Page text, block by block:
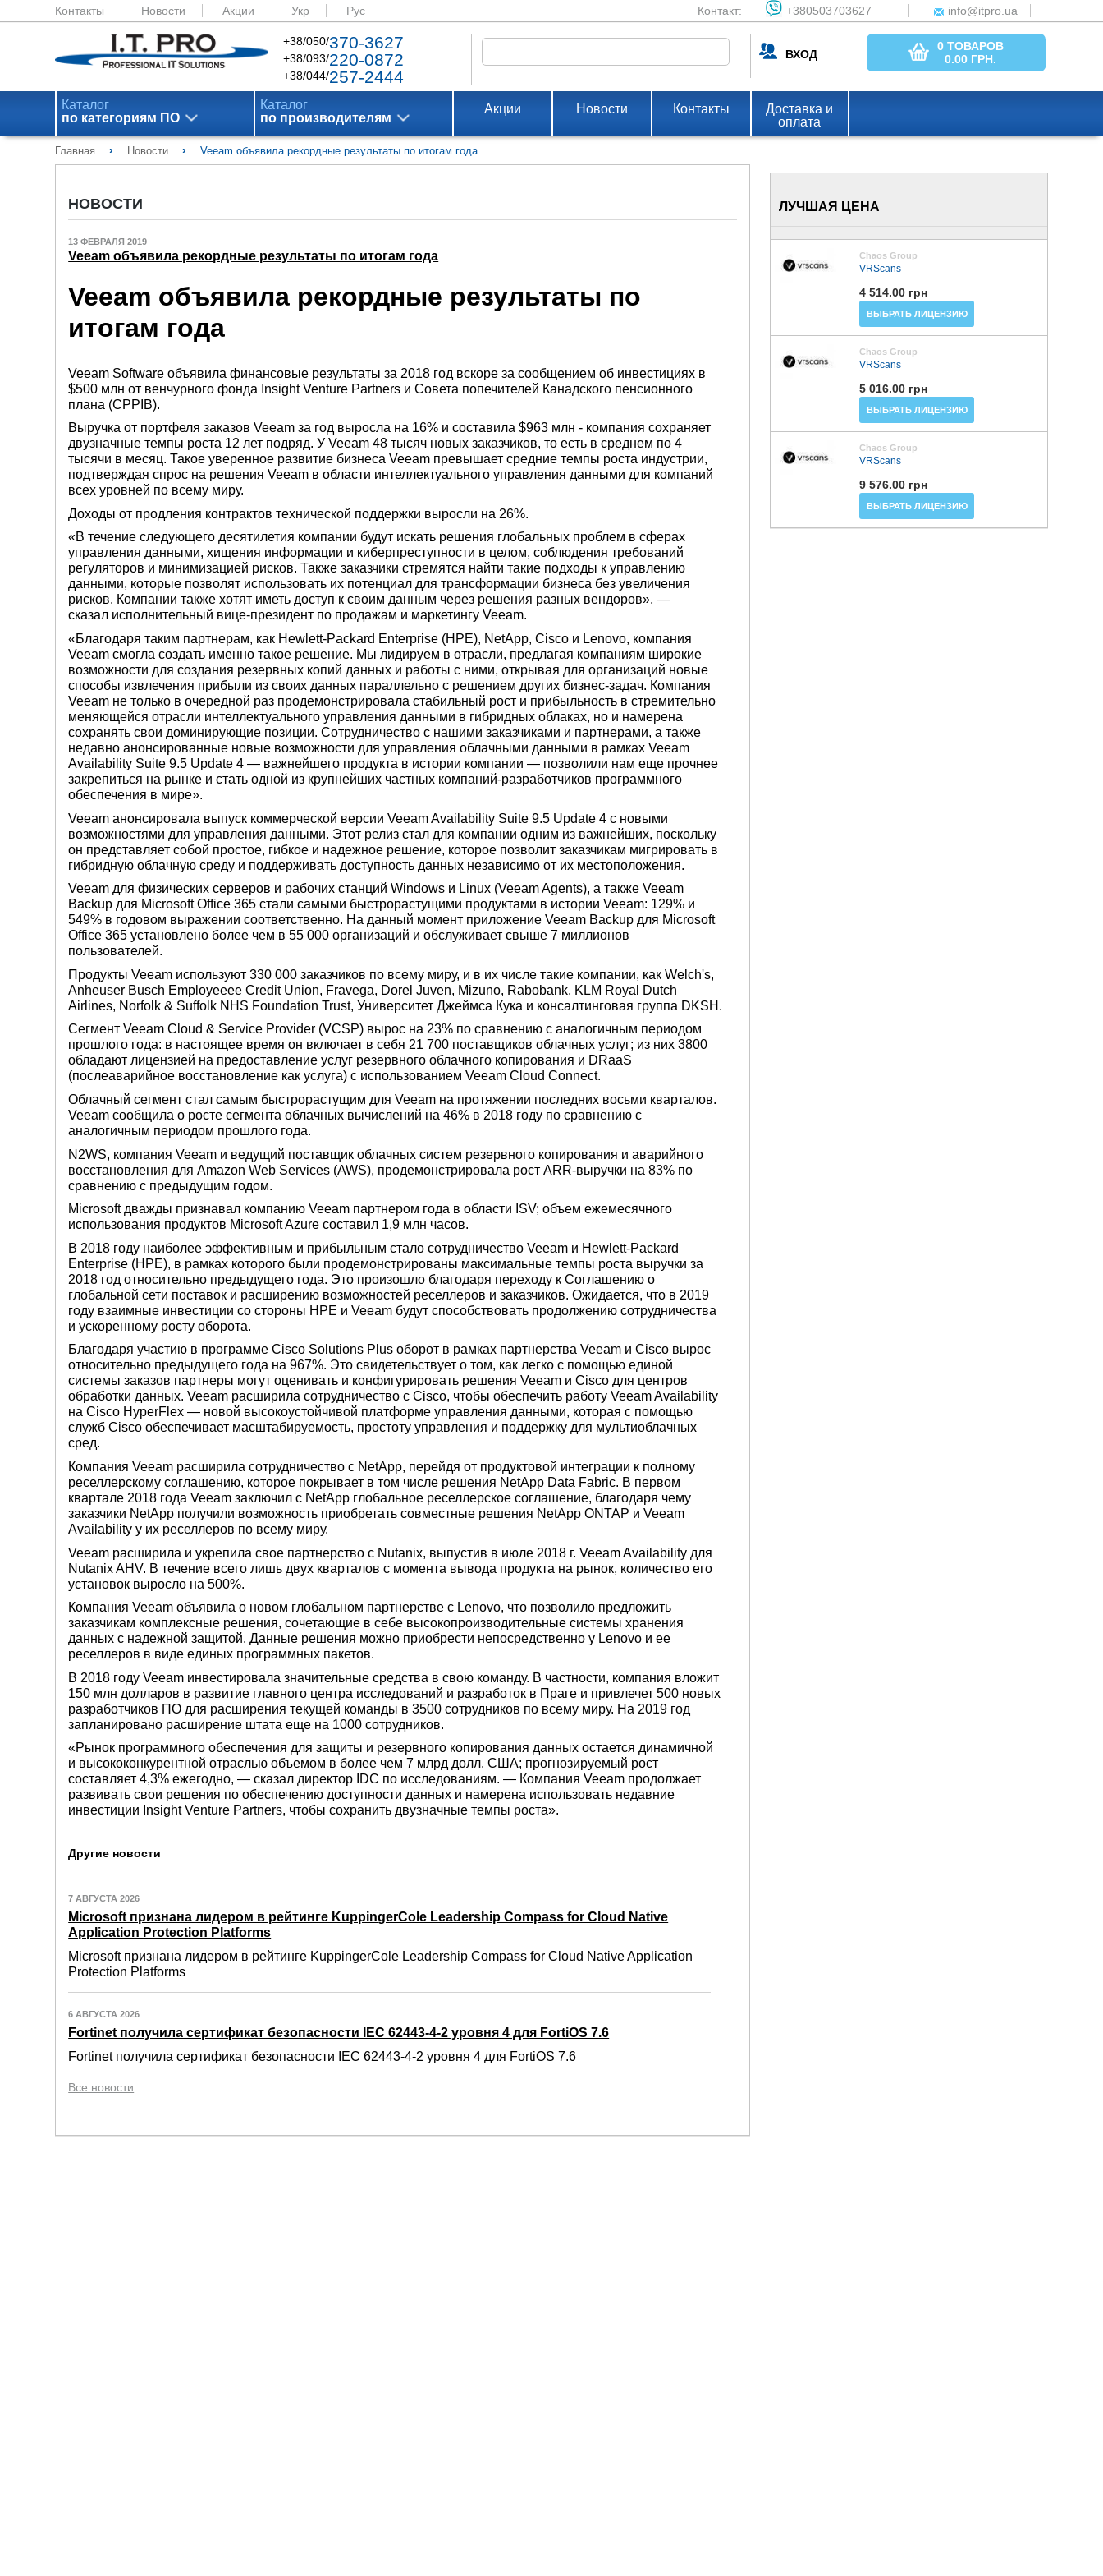
Контакты Новости Акции Укр Рус Контакт: +380503703627 info@itpro.ua
+38/050/370-3627
+38/093/220-0872
+38/044/257-2444
ВХОД
0 ТОВАРОВ
0.00 ГРН.
Каталог
по категориям ПО
Каталог
по производителям
Акции Новости Контакты
Доставка и
оплата
Главная › Новости › Veeam объявила рекордные результаты по итогам года
НОВОСТИ
13 ФЕВРАЛЯ 2019
Veeam объявила рекордные результаты по итогам года
Veeam объявила рекордные результаты по
итогам года
Veeam Software объявила финансовые результаты за 2018 год вскоре за сообщением об инвестициях в
$500 млн от венчурного фонда Insight Venture Partners и Совета попечителей Канадского пенсионного
плана (CPPIB).
Выручка от портфеля заказов Veeam за год выросла на 16% и составила $963 млн - компания сохраняет
двузначные темпы роста 12 лет подряд. У Veeam 48 тысяч новых заказчиков, то есть в среднем по 4
тысячи в месяц. Такое уверенное развитие бизнеса Veeam превышает средние темпы роста индустрии,
подтверждая спрос на решения Veeam в области интеллектуального управления данными для компаний
всех уровней по всему миру.
Доходы от продления контрактов технической поддержки выросли на 26%.
«В течение следующего десятилетия компании будут искать решения глобальных проблем в сферах
управления данными, хищения информации и киберпреступности в целом, соблюдения требований
регуляторов и минимизацией рисков. Также заказчики стремятся найти такие подходы к управлению
данными, которые позволят использовать их потенциал для трансформации бизнеса без увеличения
рисков. Компании также хотят иметь доступ к своим данным через решения разных вендоров», —
сказал исполнительный вице-президент по продажам и маркетингу Veeam.
«Благодаря таким партнерам, как Hewlett-Packard Enterprise (HPE), NetApp, Cisco и Lenovo, компания
Veeam смогла создать именно такое решение. Мы лидируем в отрасли, предлагая компаниям широкие
возможности для создания резервных копий данных и работы с ними, открывая для организаций новые
способы извлечения прибыли из своих данных параллельно с решением других бизнес-задач. Компания
Veeam не только в очередной раз продемонстрировала стабильный рост и прибыльность в стремительно
меняющейся отрасли интеллектуального управления данными в гибридных облаках, но и намерена
сохранять свои доминирующие позиции. Сотрудничество с нашими заказчиками и партнерами, а также
недавно анонсированные новые возможности для управления облачными данными в рамках Veeam
Availability Suite 9.5 Update 4 — важнейшего продукта в истории компании — позволили нам еще прочнее
закрепиться на рынке и стать одной из крупнейших частных компаний-разработчиков программного
обеспечения в мире».
Veeam анонсировала выпуск коммерческой версии Veeam Availability Suite 9.5 Update 4 с новыми
возможностями для управления данными. Этот релиз стал для компании одним из важнейших, поскольку
он представляет собой простое, гибкое и надежное решение, которое позволит заказчикам мигрировать в
гибридную облачную среду и поддерживать доступность данных независимо от их местоположения.
Veeam для физических серверов и рабочих станций Windows и Linux (Veeam Agents), а также Veeam
Backup для Microsoft Office 365 стали самыми быстрорастущими продуктами в истории Veeam: 129% и
549% в годовом выражении соответственно. На данный момент приложение Veeam Backup для Microsoft
Office 365 установлено более чем в 55 000 организаций и обслуживает свыше 7 миллионов
пользователей.
Продукты Veeam используют 330 000 заказчиков по всему миру, и в их числе такие компании, как Welch's,
Anheuser Busch Employeeee Credit Union, Fravega, Dorel Juven, Mizuno, Rabobank, KLM Royal Dutch
Airlines, Norfolk & Suffolk NHS Foundation Trust, Университет Джеймса Кука и консалтинговая группа DKSH.
Сегмент Veeam Cloud & Service Provider (VCSP) вырос на 23% по сравнению с аналогичным периодом
прошлого года: в настоящее время он включает в себя 21 700 поставщиков облачных услуг; из них 3800
обладают лицензией на предоставление услуг резервного облачного копирования и DRaaS
(послеаварийное восстановление как услуга) с использованием Veeam Cloud Connect.
Облачный сегмент стал самым быстрорастущим для Veeam на протяжении последних восьми кварталов.
Veeam сообщила о росте сегмента облачных вычислений на 46% в 2018 году по сравнению с
аналогичным периодом прошлого года.
N2WS, компания Veeam и ведущий поставщик облачных систем резервного копирования и аварийного
восстановления для Amazon Web Services (AWS), продемонстрировала рост ARR-выручки на 83% по
сравнению с предыдущим годом.
Microsoft дважды признавал компанию Veeam партнером года в области ISV; объем ежемесячного
использования продуктов Microsoft Azure составил 1,9 млн часов.
В 2018 году наиболее эффективным и прибыльным стало сотрудничество Veeam и Hewlett-Packard
Enterprise (HPE), в рамках которого были продемонстрированы максимальные темпы роста выручки за
2018 год относительно предыдущего года. Это произошло благодаря переходу к Соглашению о
глобальной сети поставок и расширению возможностей реселлеров и заказчиков. Ожидается, что в 2019
году взаимные инвестиции со стороны HPE и Veeam будут способствовать продолжению сотрудничества
и ускоренному росту оборота.
Благодаря участию в программе Cisco Solutions Plus оборот в рамках партнерства Veeam и Cisco вырос
относительно предыдущего года на 967%. Это свидетельствует о том, как легко с помощью единой
системы заказов партнеры могут оценивать и конфигурировать решения Veeam и Cisco для центров
обработки данных. Veeam расширила сотрудничество с Cisco, чтобы обеспечить работу Veeam Availability
на Cisco HyperFlex — новой высокоустойчивой платформе управления данными, которая с помощью
служб Cisco обеспечивает масштабируемость, простоту управления и поддержку для мультиоблачных
сред.
Компания Veeam расширила сотрудничество с NetApp, перейдя от продуктовой интеграции к полному
реселлерскому соглашению, которое покрывает в том числе решения NetApp Data Fabric. В первом
квартале 2018 года Veeam заключил с NetApp глобальное реселлерское соглашение, благодаря чему
заказчики NetApp получили возможность приобретать совместные решения NetApp ONTAP и Veeam
Availability у их реселлеров по всему миру.
Veeam расширила и укрепила свое партнерство с Nutanix, выпустив в июле 2018 г. Veeam Availability для
Nutanix AHV. В течение всего лишь двух кварталов с момента вывода продукта на рынок, количество его
установок выросло на 500%.
Компания Veeam объявила о новом глобальном партнерстве с Lenovo, что позволило предложить
заказчикам комплексные решения, сочетающие в себе высокопроизводительные системы хранения
данных с надежной защитой. Данные решения можно приобрести непосредственно у Lenovo и ее
реселлеров в виде единых программных пакетов.
В 2018 году Veeam инвестировала значительные средства в свою команду. В частности, компания вложит
150 млн долларов в развитие главного центра исследований и разработок в Праге и привлечет 500 новых
разработчиков ПО для расширения текущей команды в 3500 сотрудников по всему миру. На 2019 год
запланировано расширение штата еще на 1000 сотрудников.
«Рынок программного обеспечения для защиты и резервного копирования данных остается динамичной
и высококонкурентной отраслью объемом в более чем 7 млрд долл. США; прогнозируемый рост
составляет 4,3% ежегодно, — сказал директор IDC по исследованиям. — Компания Veeam продолжает
развивать свои решения по обеспечению доступности данных и намерена использовать недавние
инвестиции Insight Venture Partners, чтобы сохранить двузначные темпы роста».
Другие новости
7 АВГУСТА 2026
Microsoft признана лидером в рейтинге KuppingerCole Leadership Compass for Cloud Native
Application Protection Platforms
Microsoft признана лидером в рейтинге KuppingerCole Leadership Compass for Cloud Native Application
Protection Platforms
6 АВГУСТА 2026
Fortinet получила сертификат безопасности IEC 62443-4-2 уровня 4 для FortiOS 7.6
Fortinet получила сертификат безопасности IEC 62443-4-2 уровня 4 для FortiOS 7.6
Все новости
ЛУЧШАЯ ЦЕНА
Chaos Group
VRScans
4 514.00 грн
ВЫБРАТЬ ЛИЦЕНЗИЮ
Chaos Group
VRScans
5 016.00 грн
ВЫБРАТЬ ЛИЦЕНЗИЮ
Chaos Group
VRScans
9 576.00 грн
ВЫБРАТЬ ЛИЦЕНЗИЮ